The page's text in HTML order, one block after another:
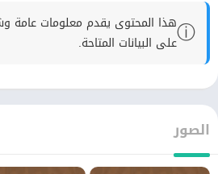
ⓘهذا المحتوى يقدم معلومات عامة
على البيانات المتاحة.
الصور